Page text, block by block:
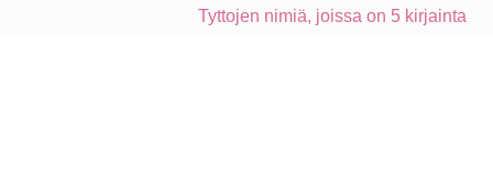
Tyttojen nimiä, joissa on 5 kirjainta